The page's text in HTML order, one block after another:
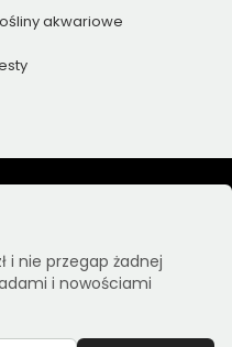
akwariowe
i nie przegap żadnej
i nowościami